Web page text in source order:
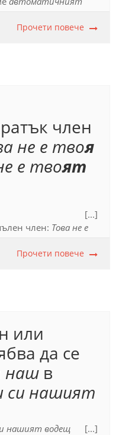
член, тъй като
правописсе
Прочети повече
член
не е твоя
е твоят
член: Това не е
членуваната
[...]
Прочети повече
или
да се
наш в
си нашият
нашият водещ
[...]